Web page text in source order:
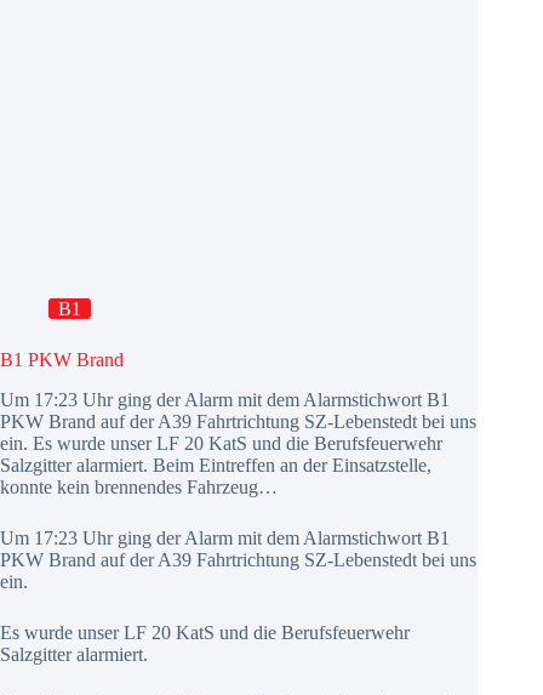
B1
B1 PKW Brand
Um 17:23 Uhr ging der Alarm mit dem Alarmstichwort B1
PKW Brand auf der A39 Fahrtrichtung SZ-Lebenstedt bei uns
ein. Es wurde unser LF 20 KatS und die Berufsfeuerwehr
Salzgitter alarmiert. Beim Eintreffen an der Einsatzstelle,
konnte kein brennendes Fahrzeug…
Um 17:23 Uhr ging der Alarm mit dem Alarmstichwort B1
PKW Brand auf der A39 Fahrtrichtung SZ-Lebenstedt bei uns
ein.
Es wurde unser LF 20 KatS und die Berufsfeuerwehr
Salzgitter alarmiert.